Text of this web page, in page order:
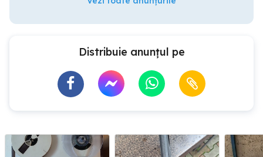
Distribuie anunțul pe